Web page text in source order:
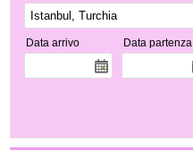
Data arrivo Data partenza